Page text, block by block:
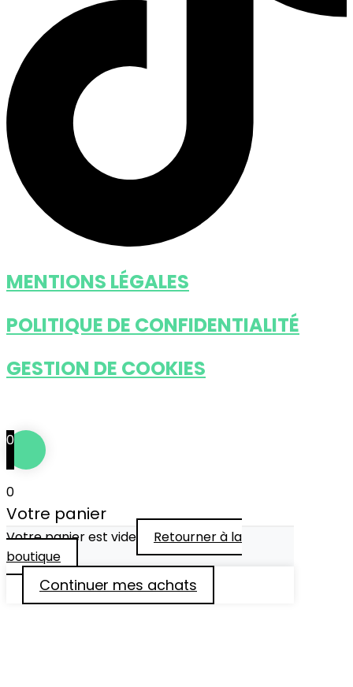
MENTIONS LÉGALES
POLITIQUE DE CONFIDENTIALITÉ
GESTION DE COOKIES
0
0
Votre panier
Votre panier est vide
Retourner à la
boutique
Continuer mes achats